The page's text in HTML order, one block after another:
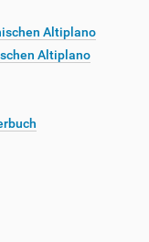
Altiplano
Altiplano